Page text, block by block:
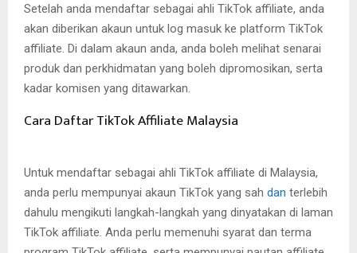
Setelah anda mendaftar sebagai ahli TikTok affiliate, anda
akan diberikan akaun untuk log masuk ke platform TikTok
affiliate. Di dalam akaun anda, anda boleh melihat senarai
produk dan perkhidmatan yang boleh dipromosikan, serta
kadar komisen yang ditawarkan.
Cara Daftar TikTok Affiliate Malaysia
Untuk mendaftar sebagai ahli TikTok affiliate di Malaysia,
anda perlu mempunyai akaun TikTok yang sah dan terlebih
dahulu mengikuti langkah-langkah yang dinyatakan di laman
TikTok affiliate. Anda perlu memenuhi syarat dan terma